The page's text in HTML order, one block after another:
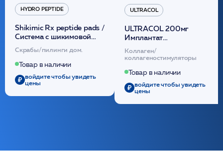
HYDRO PEPTIDE
Shikimic Rx peptide pads /
Cистема с шикимовой
кислотой обновляющая
(30шт) /HP
Скрабы/пилинги дом.
Товар в наличии
войдите чтобы увидеть
цены
ULTRACOL
ULTRACOL 200мг
Имплантат
внутридермальный,
стерильный на основе
полидиоксанона
/ULTRACOL
Коллаген/
коллагеностимуляторы
Товар в наличии
войдите чтобы увидеть
цены